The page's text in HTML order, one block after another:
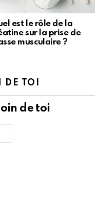
est le rôle de la
sur la prise de
musculaire ?
DE TOI
de toi